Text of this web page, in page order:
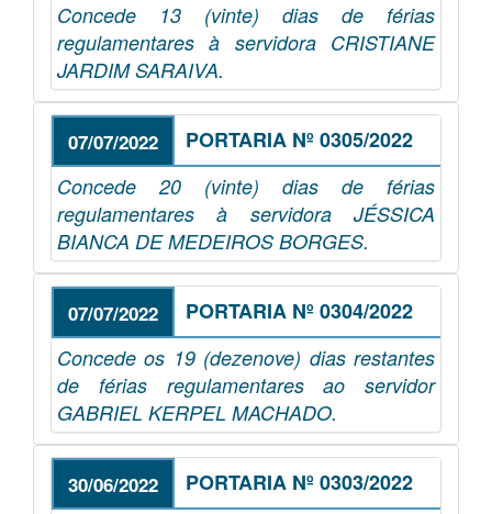
Concede 13 (vinte) dias de férias
regulamentares à servidora CRISTIANE
JARDIM SARAIVA.
07/07/2022 PORTARIA Nº 0305/2022
Concede 20 (vinte) dias de férias
regulamentares à servidora JÉSSICA
BIANCA DE MEDEIROS BORGES.
07/07/2022 PORTARIA Nº 0304/2022
Concede os 19 (dezenove) dias restantes
de férias regulamentares ao servidor
GABRIEL KERPEL MACHADO.
30/06/2022 PORTARIA Nº 0303/2022